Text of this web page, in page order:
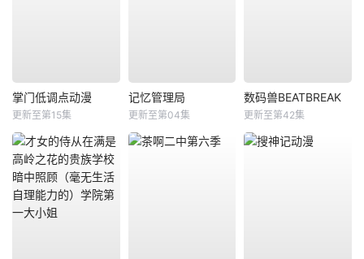
掌门低调点动漫
更新至第15集
记忆管理局
更新至第04集
数码兽BEATBREAK
更新至第42集